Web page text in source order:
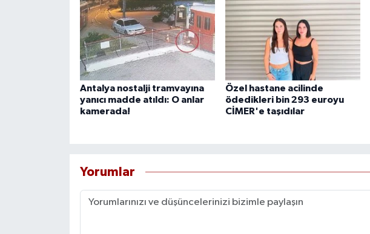
Antalya nostalji tramvayına
yanıcı madde atıldı: O anlar
kamerada!
Özel hastane acilinde
ödedikleri bin 293 euroyu
CİMER'e taşıdılar
Yorumlar